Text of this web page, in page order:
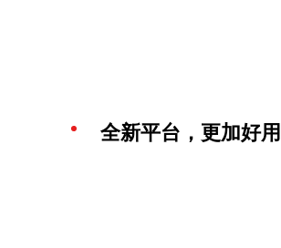
全新平台，更加好用